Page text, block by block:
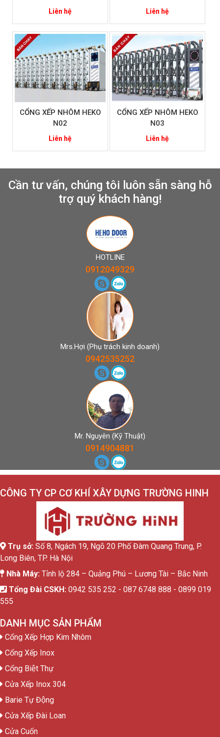
Liên hệ Liên hệ
CỔNG XẾP NHÔM HEKO
N02
Liên hệ
CỔNG XẾP NHÔM HEKO
N03
Liên hệ
Cần tư vấn, chúng tôi luôn sẵn sàng hỗ
trợ quý khách hàng!
HOTLINE
0912049329
Mrs.Hợi (Phụ trách kinh doanh)
0942535252
Mr. Nguyên (Kỹ Thuật)
0914904881
CÔNG TY CP CƠ KHÍ XÂY DỰNG TRƯỜNG HINH
Trụ sở: Số 8, Ngách 19, Ngõ 20 Phố Đàm Quang Trung, P.
Long Biên, TP. Hà Nội
Nhà Máy: Tỉnh lộ 284 – Quảng Phú – Lương Tài – Bắc Ninh
Tổng Đài CSKH: 0942 535 252 - 087 6748 888 - 0899 019
555
DANH MỤC SẢN PHẨM
Cổng Xếp Hợp Kim Nhôm
Cổng Xếp Inox
Cổng Biệt Thự
Cửa Xếp Inox 304
Barie Tự Động
Cửa Xếp Đài Loan
Cửa Cuốn